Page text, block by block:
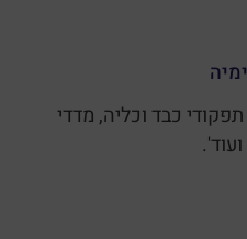
כבד וכליה, מדדי